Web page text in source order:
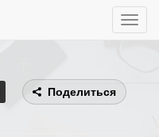
Toggle
Поделиться